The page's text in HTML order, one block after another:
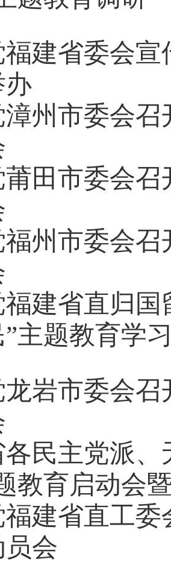
建省委会
办
州市委会召
田市委会召
州市委会召
建省直归
主题教育学
岩市委会召
民主党派
教育启动会
建省直工委
会